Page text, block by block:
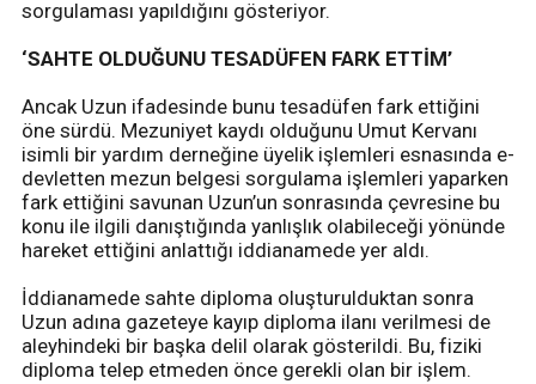
sorgulaması yapıldığını gösteriyor.
‘SAHTE OLDUĞUNU TESADÜFEN FARK ETTİM’
Ancak Uzun ifadesinde bunu tesadüfen fark ettiğini
öne sürdü. Mezuniyet kaydı olduğunu Umut Kervanı
isimli bir yardım derneğine üyelik işlemleri esnasında e-
devletten mezun belgesi sorgulama işlemleri yaparken
fark ettiğini savunan Uzun’un sonrasında çevresine bu
konu ile ilgili danıştığında yanlışlık olabileceği yönünde
hareket ettiğini anlattığı iddianamede yer aldı.
İddianamede sahte diploma oluşturulduktan sonra
Uzun adına gazeteye kayıp diploma ilanı verilmesi de
aleyhindeki bir başka delil olarak gösterildi. Bu, fiziki
diploma telep etmeden önce gerekli olan bir işlem.